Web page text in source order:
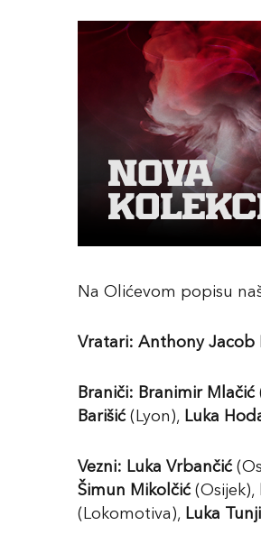
Na Olićevom popisu
Vratari: Anthony Jacob
Braniči: Branimir Mlačić
Barišić(Lyon), Luka
Vezni: Luka Vrbančić
Šimun Mikolčić(Osijek),
(Lokomotiva), Luka